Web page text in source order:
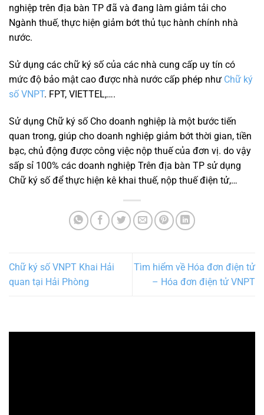
nghiệp trên địa bàn TP đã và đang làm giảm tải cho
Ngành thuế, thực hiện giảm bớt thủ tục hành chính nhà
nước.
Sử dụng các chữ ký số của các nhà cung cấp uy tín có
mức độ bảo mật cao được nhà nước cấp phép như Chữ ký
số VNPT. FPT, VIETTEL,….
Sử dụng Chữ ký số Cho doanh nghiệp là một bước tiến
quan trong, giúp cho doanh nghiệp giảm bớt thời gian, tiền
bạc, chủ động được công việc nộp thuế của đơn vị. do vậy
sấp sỉ 100% các doanh nghiệp Trên địa bàn TP sử dụng
Chữ ký số để thực hiện kê khai thuế, nộp thuế điện tử,…
Chữ ký số VNPT Khai Hải
quan tại Hải Phòng
Tìm hiểm về Hóa đơn điện tử
– Hóa đơn điện tử VNPT